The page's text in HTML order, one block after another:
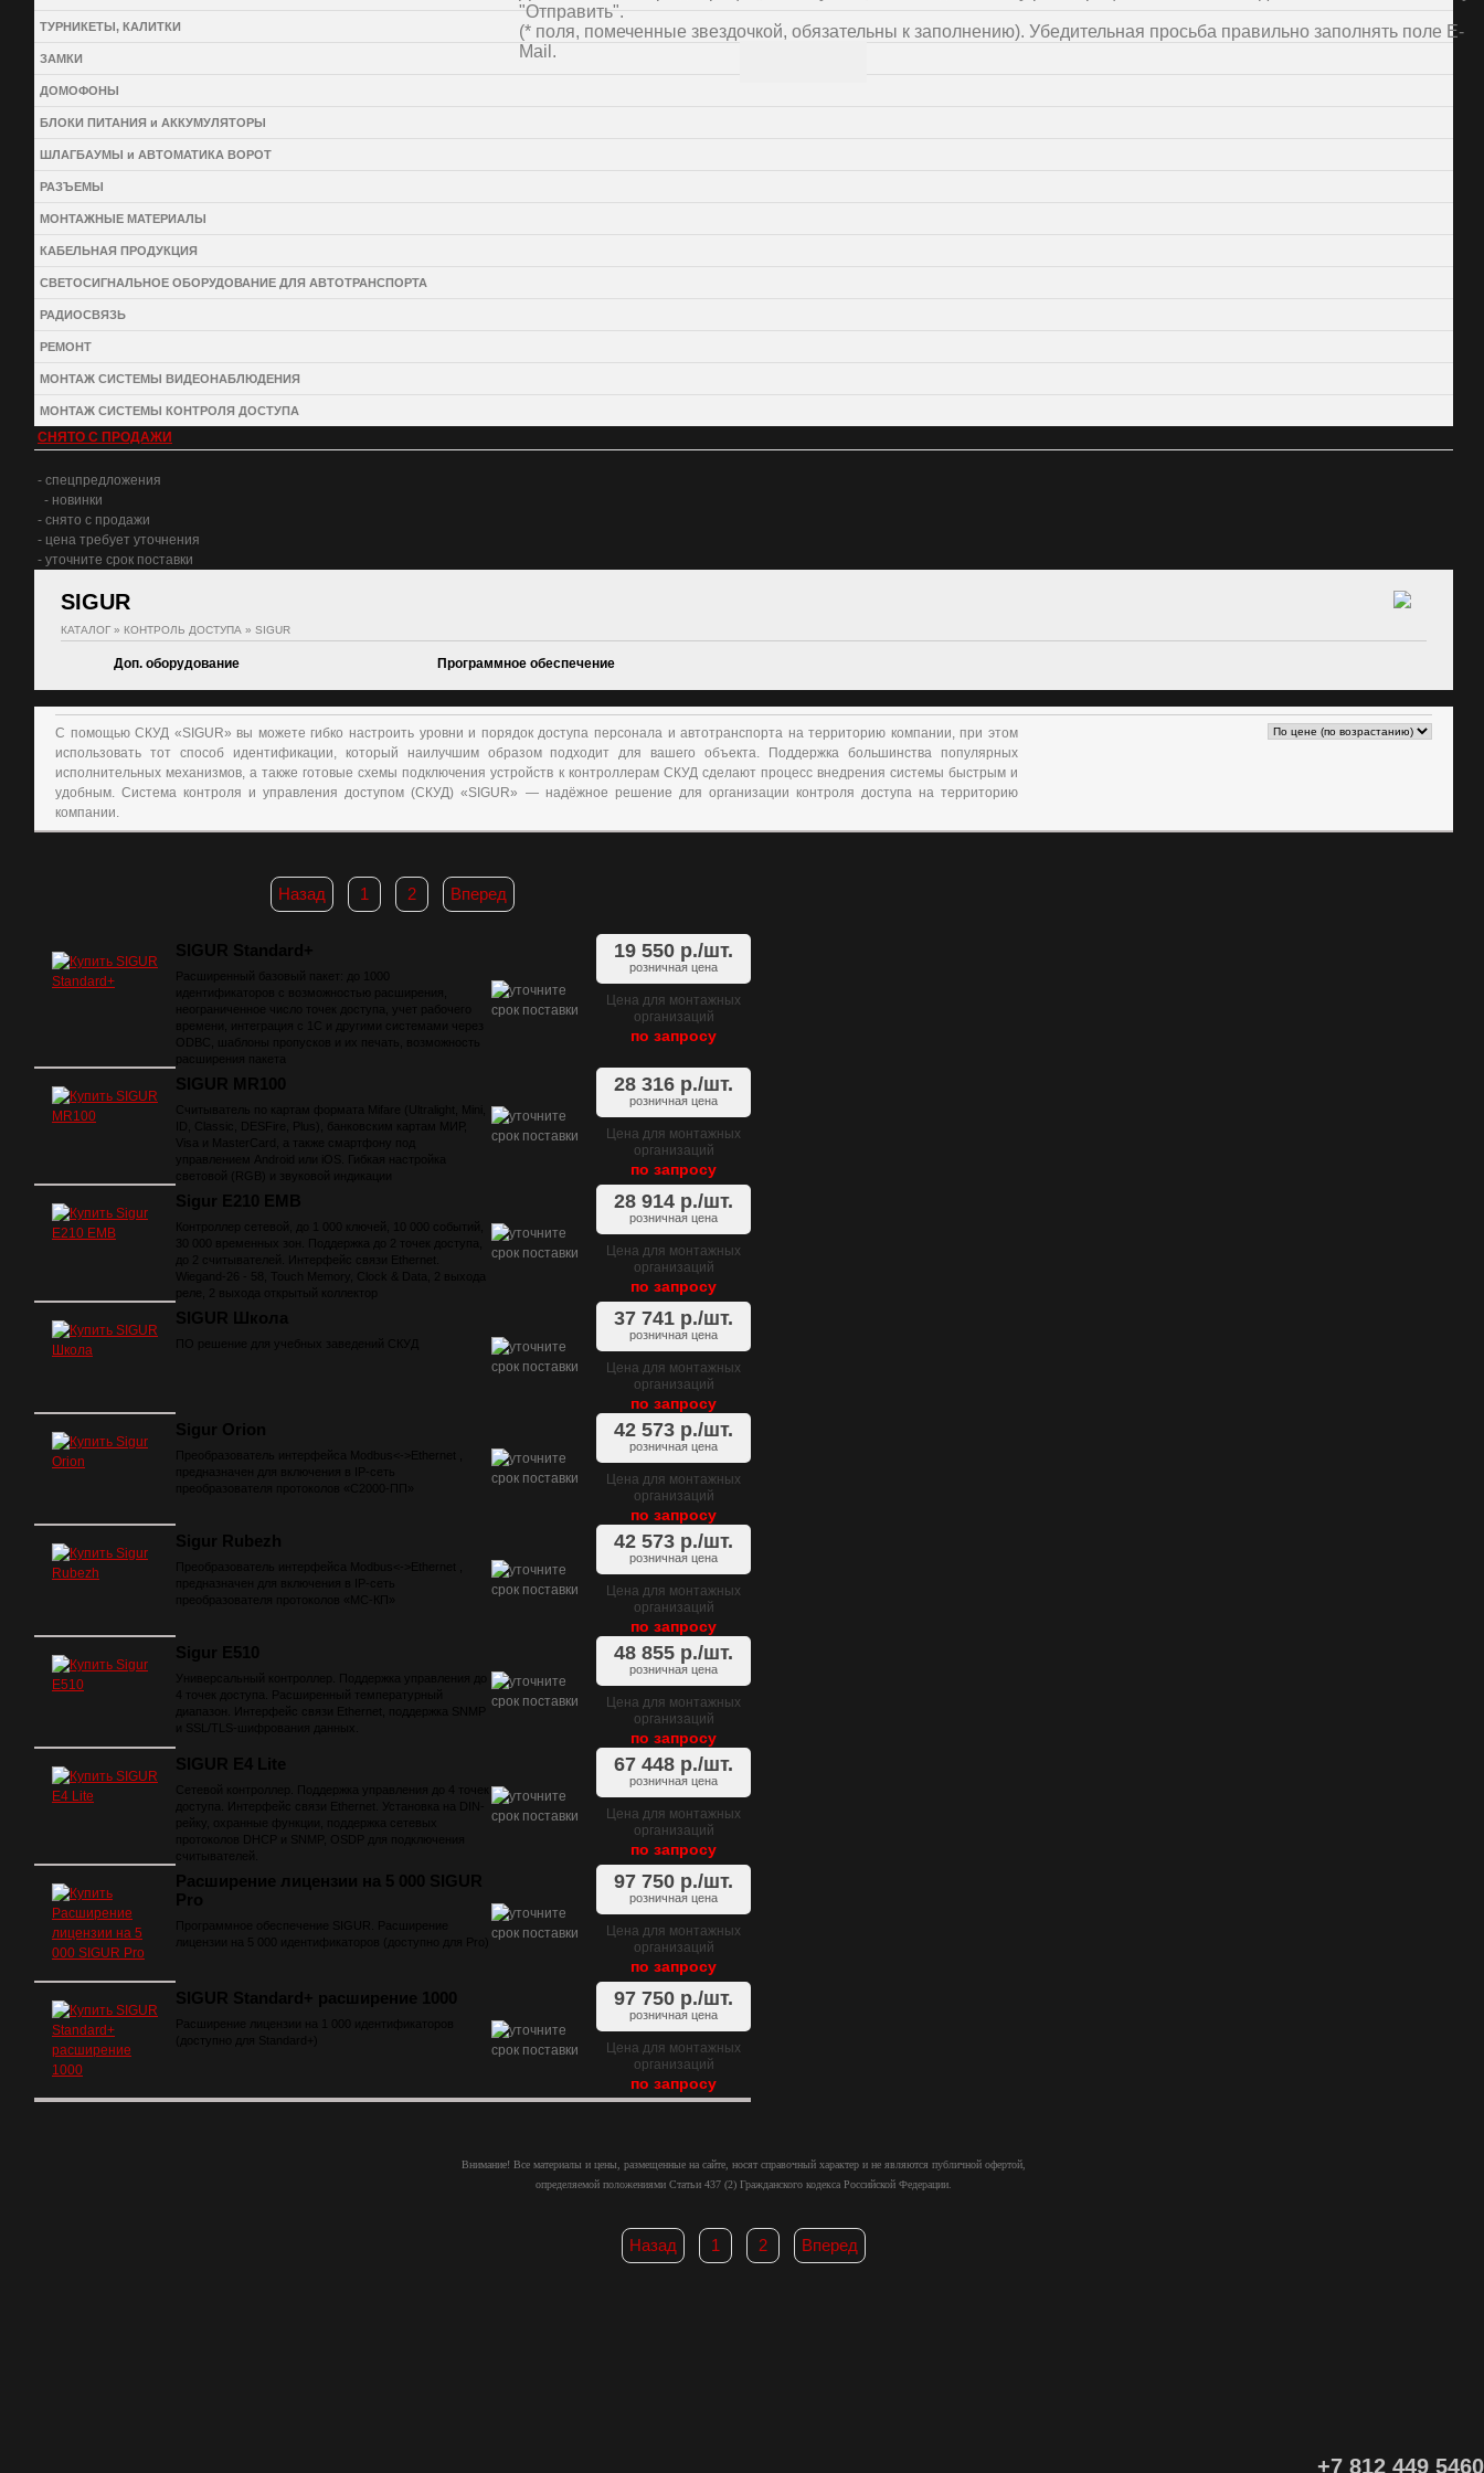
ТУРНИКЕТЫ, КАЛИТКИ
ЗАМКИ
ДОМОФОНЫ
БЛОКИ ПИТАНИЯ и АККУМУЛЯТОРЫ
ШЛАГБАУМЫ и АВТОМАТИКА ВОРОТ
РАЗЪЕМЫ
МОНТАЖНЫЕ МАТЕРИАЛЫ
КАБЕЛЬНАЯ ПРОДУКЦИЯ
СВЕТОСИГНАЛЬНОЕ ОБОРУДОВАНИЕ ДЛЯ АВТОТРАНСПОРТА
РАДИОСВЯЗЬ
РЕМОНТ
МОНТАЖ СИСТЕМЫ ВИДЕОНАБЛЮДЕНИЯ
МОНТАЖ СИСТЕМЫ КОНТРОЛЯ ДОСТУПА
СНЯТО С ПРОДАЖИ
- спецпредложения
- новинки
- снято с продажи
- цена требует уточнения
- уточните срок поставки
SIGUR
КАТАЛОГ » КОНТРОЛЬ ДОСТУПА » SIGUR
Доп. оборудование Программное обеспечение
С помощью СКУД «SIGUR» вы можете гибко настроить уровни и порядок доступа персонала и автотранспорта на территорию компании, при этом
использовать тот способ идентификации, который наилучшим образом подходит для вашего объекта. Поддержка большинства популярных
исполнительных механизмов, а также готовые схемы подключения устройств к контроллерам СКУД сделают процесс внедрения системы быстрым и
удобным. Система контроля и управления доступом (СКУД) «SIGUR» — надёжное решение для организации контроля доступа на территорию
компании.
Назад 1 2 Вперед
SIGUR Standard+
Расширенный базовый пакет: до 1000
идентификаторов с возможностью расширения,
неограниченное число точек доступа, учет рабочего
времени, интеграция с 1С и другими системами через
ODBC, шаблоны пропусков и их печать, возможность
расширения пакета
19 550 р./шт.
розничная цена
Цена для монтажных
организаций
по запросу
SIGUR MR100
Считыватель по картам формата Mifare (Ultralight, Mini,
ID, Classic, DESFire, Plus), банковским картам МИР,
Visa и MasterCard, а также смартфону под
управлением Android или iOS. Гибкая настройка
световой (RGB) и звуковой индикации
28 316 р./шт.
розничная цена
Цена для монтажных
организаций
по запросу
Sigur E210 EMB
Контроллер сетевой, до 1 000 ключей, 10 000 событий,
30 000 временных зон. Поддержка до 2 точек доступа,
до 2 считывателей. Интерфейс связи Ethernet.
Wiegand-26 - 58, Touch Memory, Clock & Data, 2 выхода
реле, 2 выхода открытый коллектор
28 914 р./шт.
розничная цена
Цена для монтажных
организаций
по запросу
SIGUR Школа
ПО решение для учебных заведений СКУД
37 741 р./шт.
розничная цена
Цена для монтажных
организаций
по запросу
Sigur Orion
Преобразователь интерфейса Modbus<->Ethernet ,
предназначен для включения в IP-сеть
преобразователя протоколов «С2000-ПП»
42 573 р./шт.
розничная цена
Цена для монтажных
организаций
по запросу
Sigur Rubezh
Преобразователь интерфейса Modbus<->Ethernet ,
предназначен для включения в IP-сеть
преобразователя протоколов «МС-КП»
42 573 р./шт.
розничная цена
Цена для монтажных
организаций
по запросу
Sigur E510
Универсальный контроллер. Поддержка управления до
4 точек доступа. Расширенный температурный
диапазон. Интерфейс связи Ethernet, поддержка SNMP
и SSL/TLS-шифрования данных.
48 855 р./шт.
розничная цена
Цена для монтажных
организаций
по запросу
SIGUR E4 Lite
Сетевой контроллер. Поддержка управления до 4 точек
доступа. Интерфейс связи Ethernet. Установка на DIN-
рейку, охранные функции, поддержка сетевых
протоколов DHCP и SNMP, OSDP для подключения
считывателей.
67 448 р./шт.
розничная цена
Цена для монтажных
организаций
по запросу
Расширение лицензии на 5 000 SIGUR
Pro
Программное обеспечение SIGUR. Расширение
лицензии на 5 000 идентификаторов (доступно для Pro)
97 750 р./шт.
розничная цена
Цена для монтажных
организаций
по запросу
SIGUR Standard+ расширение 1000
Расширение лицензии на 1 000 идентификаторов
(доступно для Standard+)
97 750 р./шт.
розничная цена
Цена для монтажных
организаций
по запросу
Внимание! Все материалы и цены, размещенные на сайте, носят справочный характер и не являются публичной офертой,
определяемой положениями Статьи 437 (2) Гражданского кодекса Российской Федерации.
Назад 1 2 Вперед
+7 812 449 5460
"Отправить".
(* поля, помеченные звездочкой, обязательны к заполнению). Убедительная просьба правильно заполнять поле E-
Mail.